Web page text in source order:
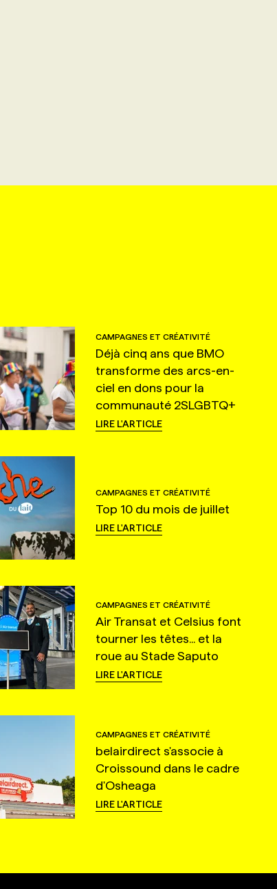
CAMPAGNES ET CRÉATIVITÉ
Déjà cinq ans que BMO
transforme des arcs-en-
ciel en dons pour la
communauté 2SLGBTQ+
LIRE L'ARTICLE
CAMPAGNES ET CRÉATIVITÉ
Top 10 du mois de juillet
LIRE L'ARTICLE
CAMPAGNES ET CRÉATIVITÉ
Air Transat et Celsius font
tourner les têtes... et la
roue au Stade Saputo
LIRE L'ARTICLE
CAMPAGNES ET CRÉATIVITÉ
belairdirect s'associe à
Croissound dans le cadre
d'Osheaga
LIRE L'ARTICLE